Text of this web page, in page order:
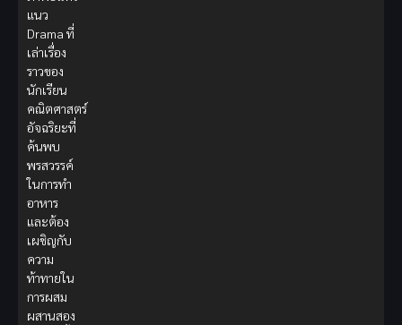
แนว
Drama ที่
เล่าเรื่อง
ราวของ
นักเรียน
คณิตศาสตร์
อัจฉริยะที่
ค้นพบ
พรสวรรค์
ในการทำ
อาหาร
และต้อง
เผชิญกับ
ความ
ท้าทายใน
การผสม
ผสานสอง